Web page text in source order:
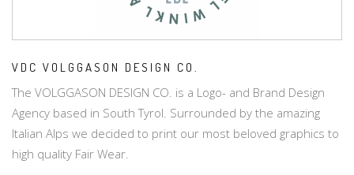
VDC VOLGGASON DESIGN CO.
The VOLGGASON DESIGN CO. is a Logo- and Brand Design
Agency based in South Tyrol. Surrounded by the amazing
Italian Alps we decided to print our most beloved graphics to
high quality Fair Wear.